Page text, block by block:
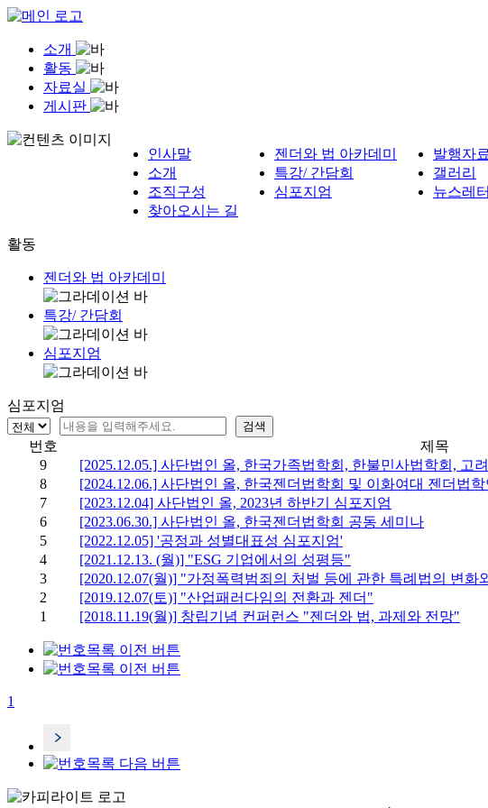
소개
활동
자료실
게시판
인사말
소개
조직구성
찾아오시는 길
젠더와 법 아카데미
특강/ 간담회
심포지엄
발행자료
갤러리
뉴스레터
활동
젠더와 법 아카데미
특강/ 간담회
심포지엄
심포지엄
번호 제목
9
[2025.12.05.] 사단법인 올, 한국가족법학회, 한불민사법학회, 고
8
[2024.12.06.] 사단법인 올, 한국젠더법학회 및 이화여대 젠더법
7
[2023.12.04] 사단법인 올, 2023년 하반기 심포지엄
6
[2023.06.30.] 사단법인 올, 한국젠더법학회 공동 세미나
5
[2022.12.05] '공정과 성별대표성 심포지엄'
4
[2021.12.13. (월)] "ESG 기업에서의 성평등"
3
[2020.12.07(월)] "가정폭력범죄의 처벌 등에 관한 특례법의 변화
2
[2019.12.07(토)] "산업패러다임의 전환과 젠더"
1
[2018.11.19(월)] 창립기념 컨퍼런스 "젠더와 법, 과제와 전망"
1